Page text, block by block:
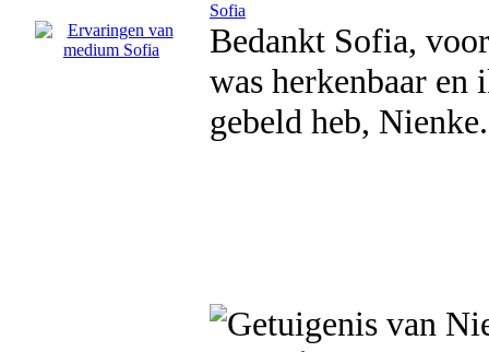
Sofia
Bedankt Sofia,
was herkenbaar
gebeld heb, Nienke.